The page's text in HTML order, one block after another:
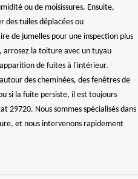
ou de moisissures. Ensuite,
tuiles déplacées ou
de jumelles pour une inspection plus
arrosez la toiture avec un tuyau
de fuites à l'intérieur.
des cheminées, des fenêtres de
si la fuite persiste, il est toujours
29720. Nous sommes spécialisés dans
et nous intervenons rapidement